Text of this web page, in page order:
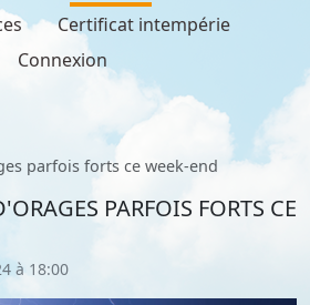
Certificat intempérie
Connexion
parfois forts ce week-end
PARFOIS FORTS CE
à 18:00